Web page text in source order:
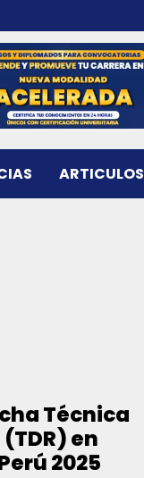
ARTICULOS
Técnica
en
2025